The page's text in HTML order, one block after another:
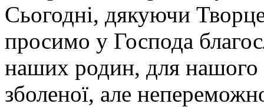
Сьогодні, дякуючи
просимо у Господа
наших родин, для нашого
зболеної, але